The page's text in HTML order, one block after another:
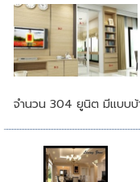
จำนวน 304 ยูนิต มีแบบบ้